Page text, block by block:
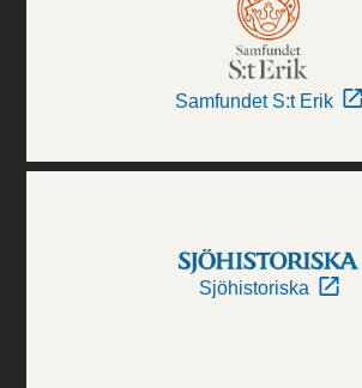
Samfundet S:t Erik
Sjöhistoriska